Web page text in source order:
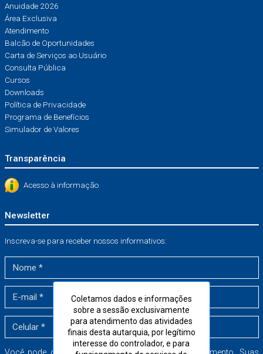
Anuidade 2026
Área Exclusiva
Atendimento
Balcão de Oportunidades
Carta de Serviços ao Usuário
Consulta Pública
Cursos
Downloads
Política de Privacidade
Programa de Benefícios
Simulador de Valores
Transparência
Acesso à informação
Newsletter
Inscreva-se para receber nossos informativos:
Coletamos dados e informações
sobre a sessão exclusivamente
para atendimento das atividades
finais desta autarquia, por legítimo
interesse do controlador, e para